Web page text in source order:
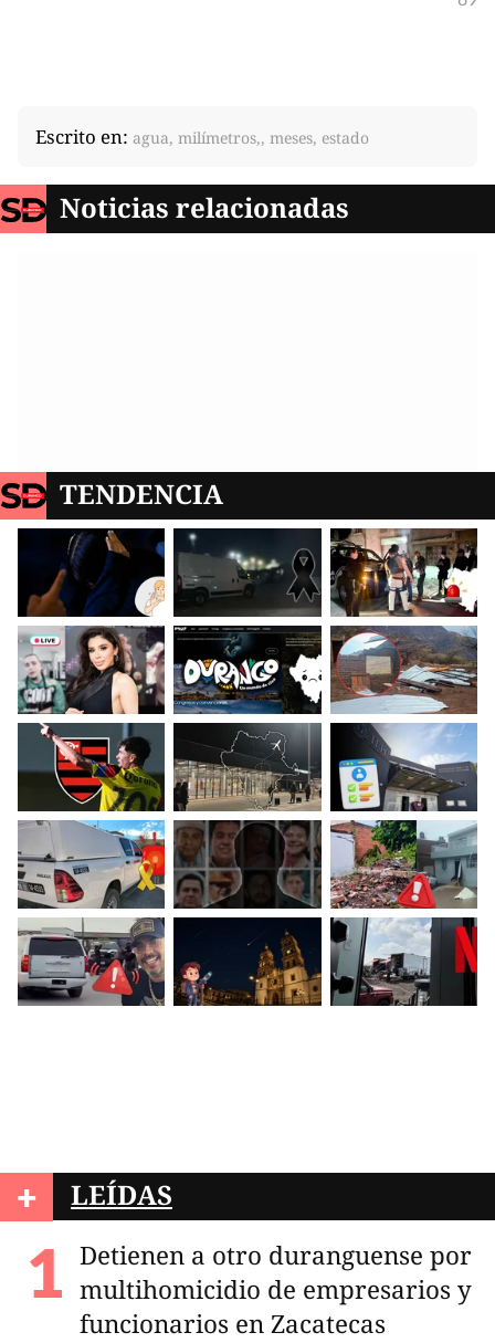
Escrito en: agua, milímetros,, meses, estado
Noticias relacionadas
TENDENCIA
+ LEÍDAS
Detienen a otro duranguense por
multihomicidio de empresarios y
funcionarios en Zacatecas